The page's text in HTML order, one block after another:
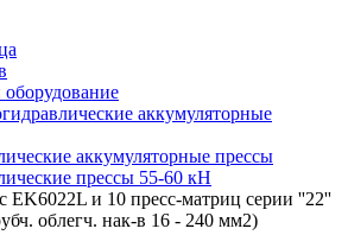
аккумуляторные
аккумуляторные прессы
прессы 55-60 кН
EK6022L и 10 пресс-матриц серии ''22''
облегч. нак-в 16 - 240 мм2)